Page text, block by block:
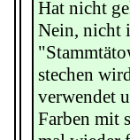
Hat nicht
Nein, nicht
stechen
verwendet
Farben mit